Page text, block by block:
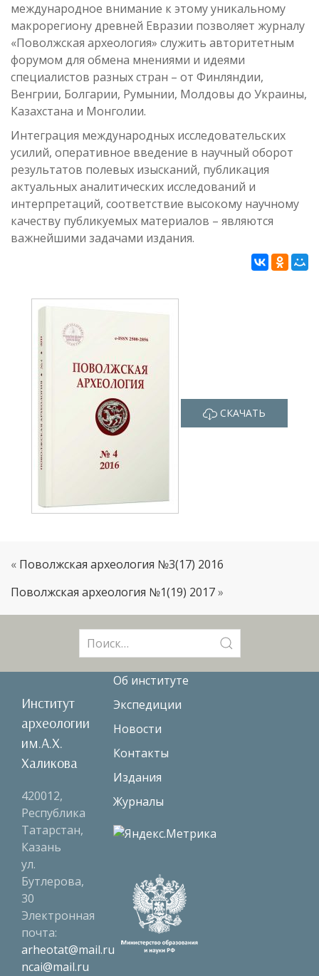
международное внимание к этому уникальному
макрорегиону древней Евразии позволяет журналу
«Поволжская археология» служить авторитетным
форумом для обмена мнениями и идеями
специалистов разных стран – от Финляндии,
Венгрии, Болгарии, Румынии, Молдовы до Украины,
Казахстана и Монголии.
Интеграция международных исследовательских
усилий, оперативное введение в научный оборот
результатов полевых изысканий, публикация
актуальных аналитических исследований и
интерпретаций, соответствие высокому научному
качеству публикуемых материалов – являются
важнейшими задачами издания.
СКАЧАТЬ
« Поволжская археология №3(17) 2016
Поволжская археология №1(19) 2017»
Институт
археологии
им.А.Х.
Халикова
420012,
Республика
Татарстан,
Казань
ул.
Бутлерова,
30
Электронная
почта:
arheotat@mail.ru
ncai@mail.ru
Об институте
Экспедиции
Новости
Контакты
Издания
Журналы